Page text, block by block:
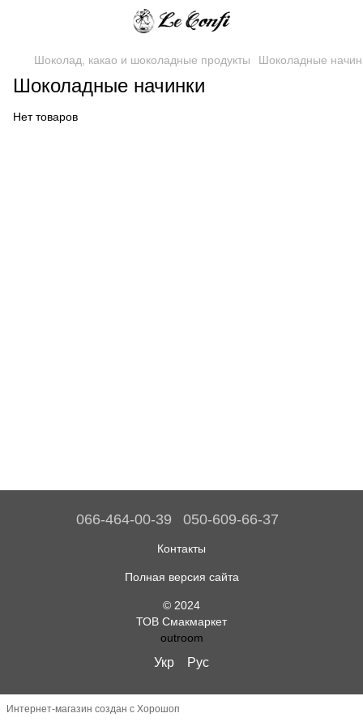
Шоколад, какао и шоколадные продукты Шоколадные
Шоколадные начинки
Нет товаров
066-464-00-39 050-609-66-37
Контакты
Полная версия сайта
© 2024
ТОВ Смакмаркет
outroom
Укр Рус
Интернет-магазин создан с Хорошоп